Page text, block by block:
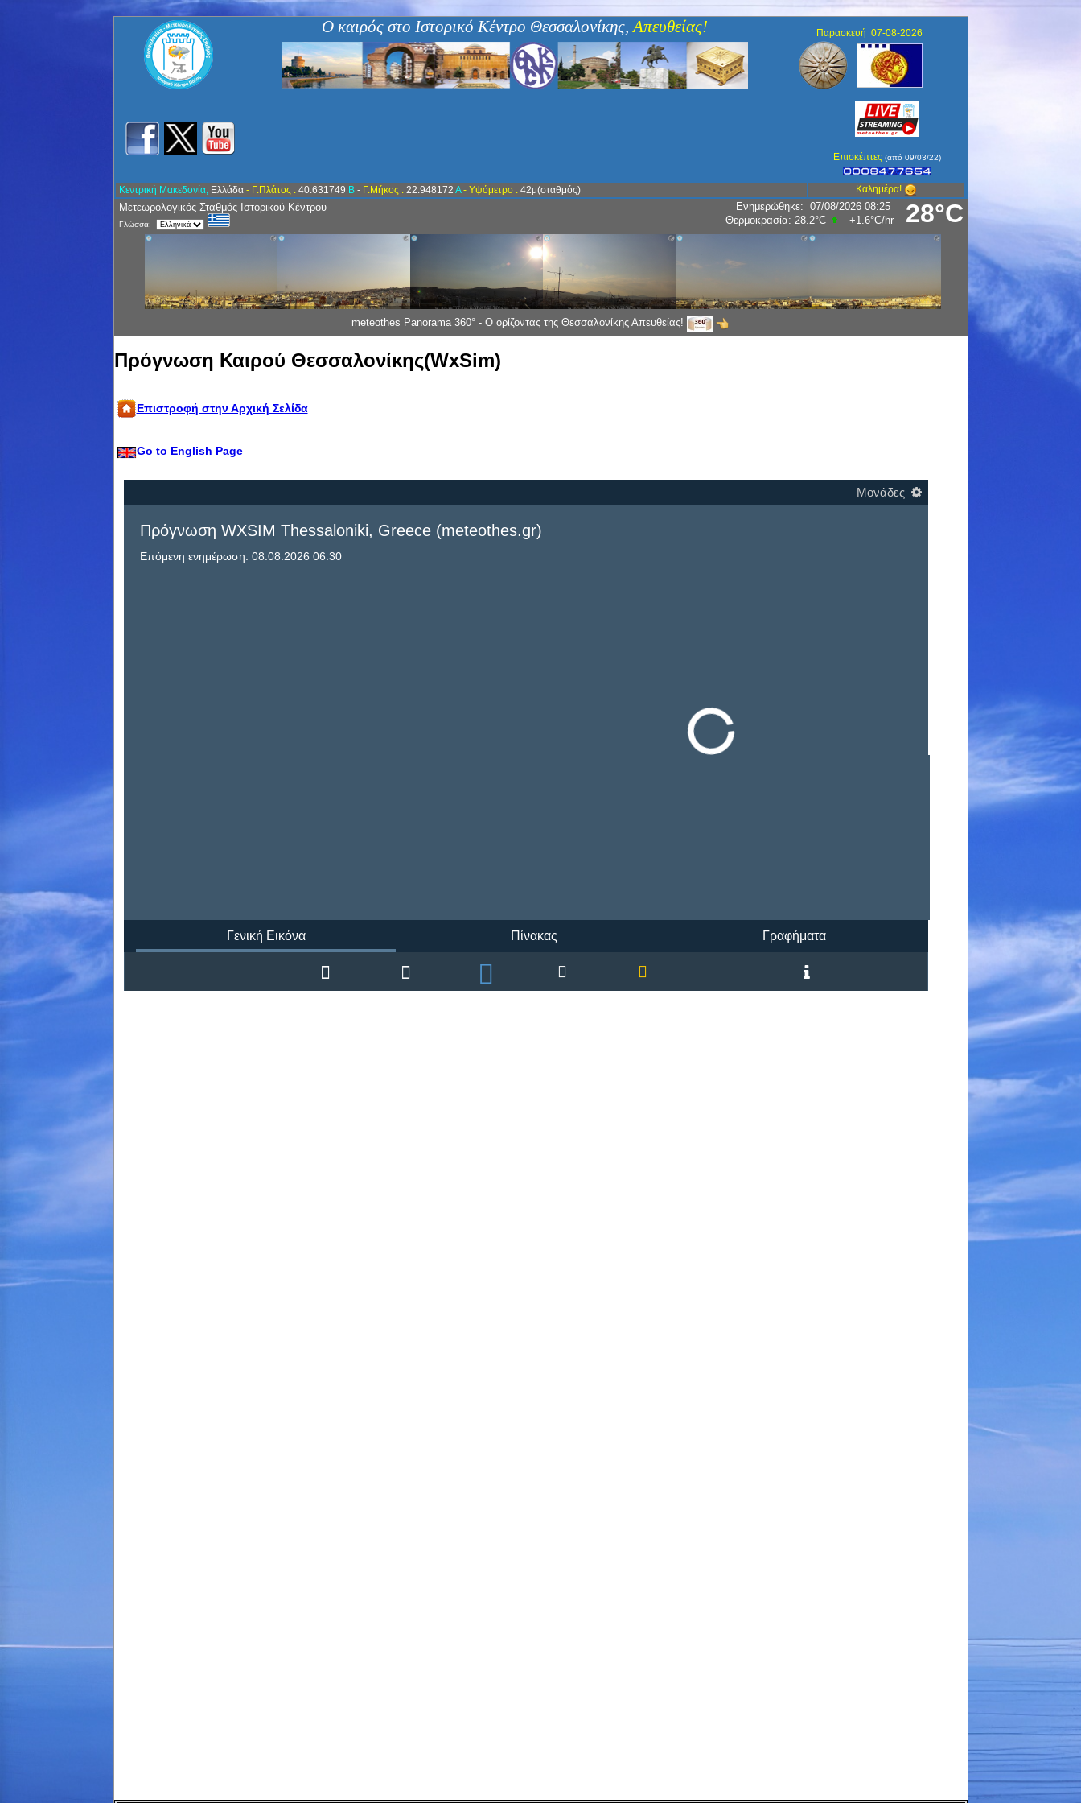
Ο καιρός στο Ιστορικό Κέντρο Θεσσαλονίκης,Απευθείας! Παρασκευή 07-08-2026
Επισκέπτες (από 09/03/22)
Κεντρική Μακεδονία, Ελλάδα - Γ.Πλάτος :40.631749 Β- Γ.Μήκος :22.948172 Α- Υψόμετρο :42μ(σταθμός) Καλημέρα!
28°C
Μετεωρολογικός Σταθμός Ιστορικού Κέντρου
Γλώσσα:
Ενημερώθηκε: 07/08/2026 08:25
Υγρασία:56%
meteothes Panorama 360° - Ο ορίζοντας της Θεσσαλονίκης Απευθείας!
Πρόγνωση Καιρού Θεσσαλονίκης(WxSim)
Επιστροφή στην Αρχική Σελίδα
Go to English Page